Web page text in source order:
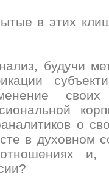
в этих
будучи
о
в духовном